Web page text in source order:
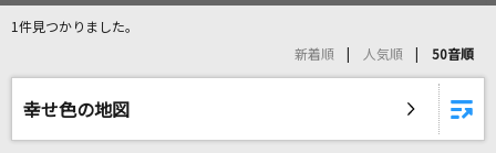
リアルタイムで歌われている曲の一覧
1件見つかりました。
新着順 人気順 50音順
幸せ色の地図